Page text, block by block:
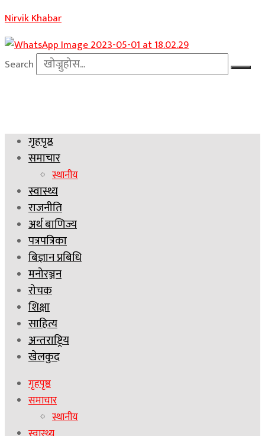
Nirvik Khabar
Search
गृहपृष्ठ
समाचार
स्थानीय
स्वास्थ्य
राजनीति
अर्थ बाणिज्य
पत्रपत्रिका
बिज्ञान प्रबिधि
मनोरञ्जन
रोचक
शिक्षा
साहित्य
अन्तराष्ट्रिय
खेलकुद
गृहपृष्ठ
समाचार
स्थानीय